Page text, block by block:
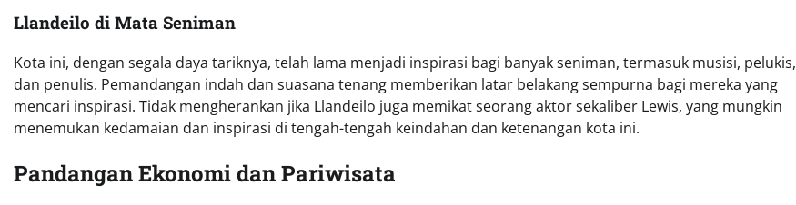
Llandeilo di Mata Seniman
Kota ini, dengan segala daya tariknya, telah lama menjadi inspirasi bagi banyak seniman, termasuk musisi, pelukis,
dan penulis. Pemandangan indah dan suasana tenang memberikan latar belakang sempurna bagi mereka yang
mencari inspirasi. Tidak mengherankan jika Llandeilo juga memikat seorang aktor sekaliber Lewis, yang mungkin
menemukan kedamaian dan inspirasi di tengah-tengah keindahan dan ketenangan kota ini.
Pandangan Ekonomi dan Pariwisata